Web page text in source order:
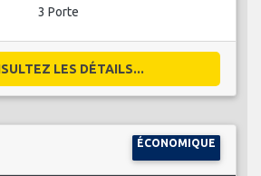
3 Porte
LES DÉTAILS...
ÉCONOMIQUE